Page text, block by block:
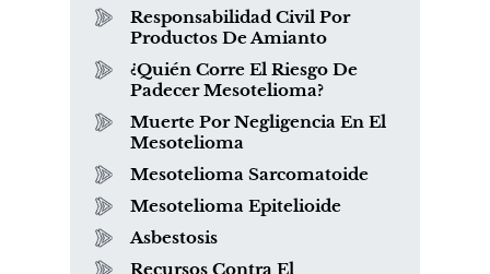
Responsabilidad Civil Por
Productos De Amianto
¿Quién Corre El Riesgo De
Padecer Mesotelioma?
Muerte Por Negligencia En El
Mesotelioma
Mesotelioma Sarcomatoide
Mesotelioma Epitelioide
Asbestosis
Recursos Contra El